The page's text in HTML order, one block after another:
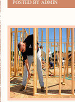
POSTED BY ADMIN